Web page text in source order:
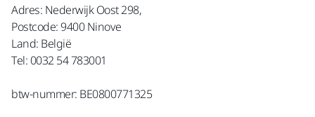
Adres: Nederwijk Oost 298,
Postcode: 9400 Ninove
Land: België
Tel: 0032 54 783001
btw-nummer: BE0800771325